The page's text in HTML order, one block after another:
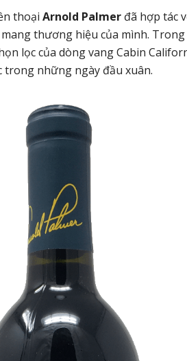
thoại Arnold Palmer đã hợp tác
thương hiệu của mình.
lọc của dòng vang Cabin
trong những ngày đầu xuân.